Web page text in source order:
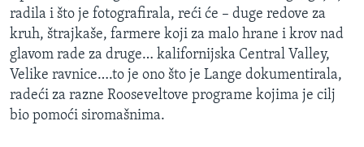
radila i što je fotografirala, reći će – duge redove za
kruh, štrajkaše, farmere koji za malo hrane i krov nad
glavom rade za druge… kalifornijska Central Valley,
Velike ravnice….to je ono što je Lange dokumentirala,
radeći za razne Rooseveltove programe kojima je cilj
bio pomoći siromašnima.